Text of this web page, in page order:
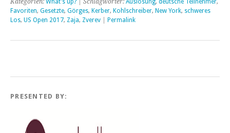
Kategorien: What's up? | Schlagwörter: Auslosung, deutsche Teilnehmer,
Favoriten, Gesetzte, Görges, Kerber, Kohlschreiber, New York, schweres
Los, US Open 2017, Zaja, Zverev Permalink
PRESENTED BY: